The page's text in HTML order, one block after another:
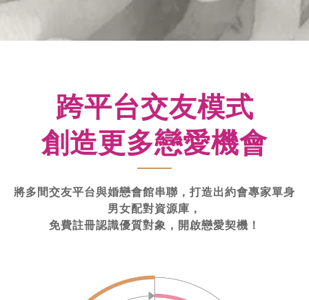
跨平台交友模式
創造更多戀愛機會
將多間交友平台與婚戀會館串聯，打造出約會專家單身
男女配對資源庫，
免費註冊認識優質對象，開啟戀愛契機！